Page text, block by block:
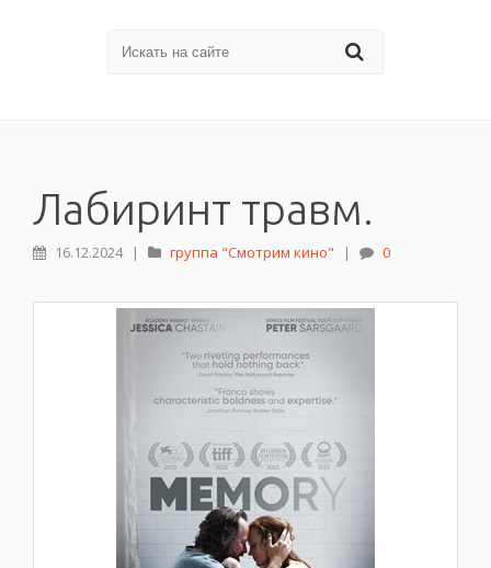
Лабиринт травм.
16.12.2024 | группа "Смотрим кино" | 0